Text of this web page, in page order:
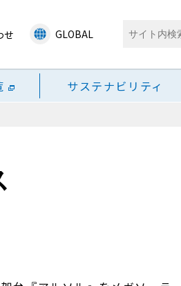
せ GLOBAL
サステナビリティ